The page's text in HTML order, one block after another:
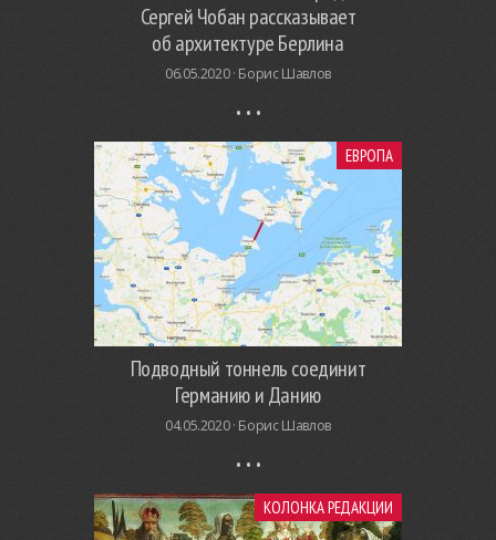
Сергей Чобан рассказывает
об архитектуре Берлина
06.05.2020 · Борис Шавлов
ЕВРОПА
Подводный тоннель соединит
Германию и Данию
04.05.2020 · Борис Шавлов
КОЛОНКА РЕДАКЦИИ